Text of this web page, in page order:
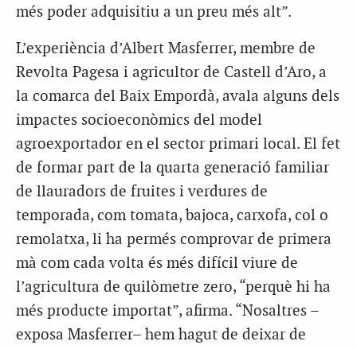
més poder adquisitiu a un preu més alt”.
L’experiència d’Albert Masferrer, membre de
Revolta Pagesa i agricultor de Castell d’Aro, a
la comarca del Baix Empordà, avala alguns dels
impactes socioeconòmics del model
agroexportador en el sector primari local. El fet
de formar part de la quarta generació familiar
de llauradors de fruites i verdures de
temporada, com tomata, bajoca, carxofa, col o
remolatxa, li ha permés comprovar de primera
mà com cada volta és més difícil viure de
l’agricultura de quilòmetre zero, “perquè hi ha
més producte importat”, afirma. “Nosaltres –
exposa Masferrer– hem hagut de deixar de